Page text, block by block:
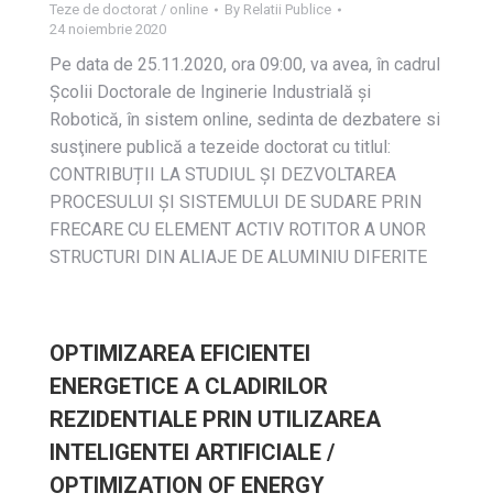
Teze de doctorat / online By Relatii Publice
24 noiembrie 2020
Pe data de 25.11.2020, ora 09:00, va avea, în cadrul
Școlii Doctorale de Inginerie Industrială și
Robotică, în sistem online, sedinta de dezbatere si
susţinere publică a tezeide doctorat cu titlul:
CONTRIBUȚII LA STUDIUL ȘI DEZVOLTAREA
PROCESULUI ȘI SISTEMULUI DE SUDARE PRIN
FRECARE CU ELEMENT ACTIV ROTITOR A UNOR
STRUCTURI DIN ALIAJE DE ALUMINIU DIFERITE
OPTIMIZAREA EFICIENTEI
ENERGETICE A CLADIRILOR
REZIDENTIALE PRIN UTILIZAREA
INTELIGENTEI ARTIFICIALE /
OPTIMIZATION OF ENERGY